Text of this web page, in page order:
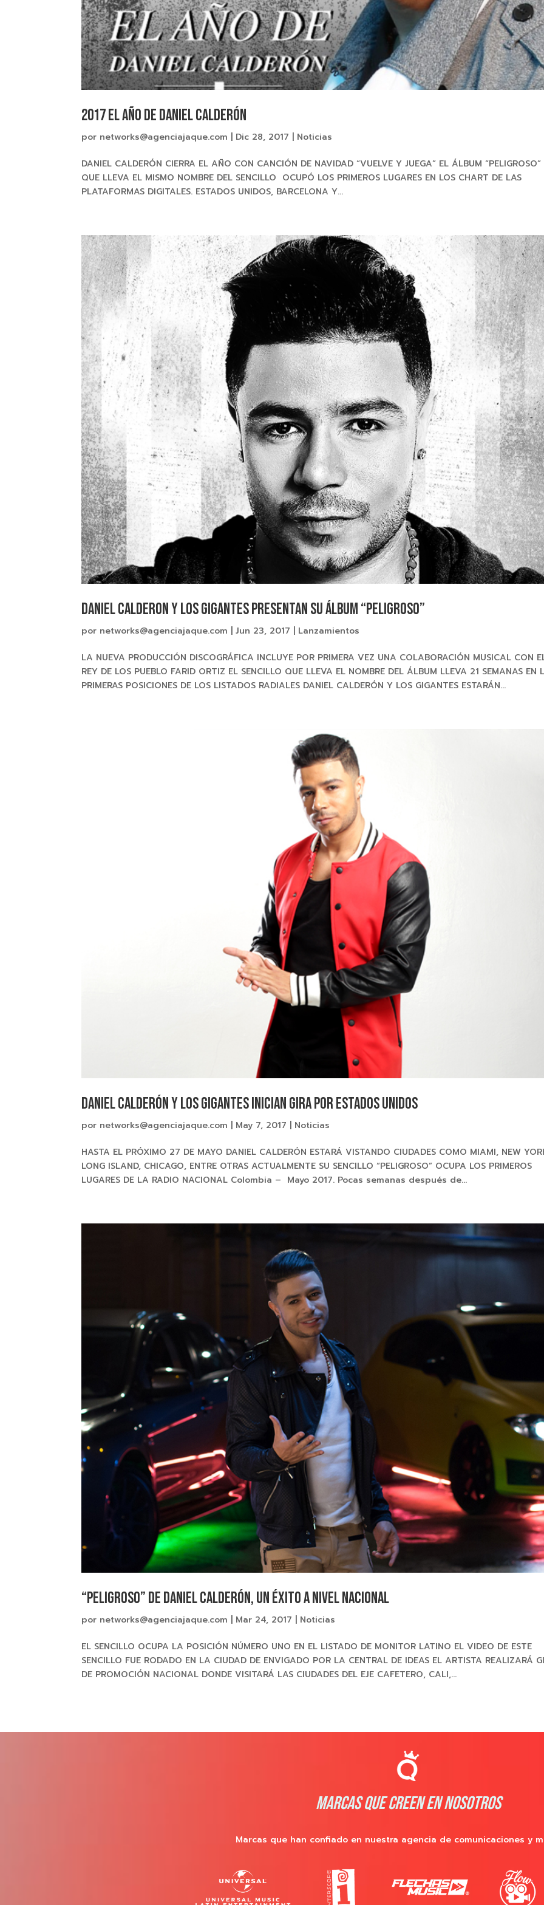
2017 El año de DANIEL CALDERÓN
por networks@agenciajaque.com | Dic 28, 2017 | Noticias
DANIEL CALDERÓN CIERRA EL AÑO CON CANCIÓN DE NAVIDAD “VUELVE Y JUEGA” EL ÁLBUM “PELIGROSO”
QUE LLEVA EL MISMO NOMBRE DEL SENCILLO OCUPÓ LOS PRIMEROS LUGARES EN LOS CHART DE LAS
PLATAFORMAS DIGITALES. ESTADOS UNIDOS, BARCELONA Y...
DANIEL CALDERON Y LOS GIGANTES Presentan su álbum “PELIGROSO”
por networks@agenciajaque.com |Jun 23, 2017 Lanzamientos
LA NUEVA PRODUCCIÓN DISCOGRÁFICA INCLUYE POR PRIMERA VEZ UNA COLABORACIÓN MUSICAL CON
REY DE LOS PUEBLO FARID ORTIZ EL SENCILLO QUE LLEVA EL NOMBRE DEL ÁLBUM LLEVA 21 SEMANAS EN
PRIMERAS POSICIONES DE LOS LISTADOS RADIALES DANIEL CALDERÓN Y LOS GIGANTES ESTARÁN...
DANIEL CALDERÓN Y LOS GIGANTES Inician gira por Estados Unidos
por networks@agenciajaque.com May 7, 2017 Noticias
HASTA EL PRÓXIMO 27 DE MAYO DANIEL CALDERÓN ESTARÁ VISTANDO CIUDADES COMO MIAMI, NEW
LONG ISLAND, CHICAGO, ENTRE OTRAS ACTUALMENTE SU SENCILLO “PELIGROSO” OCUPA LOS PRIMEROS
LUGARES DE LA RADIO NACIONAL Colombia – Mayo 2017. Pocas semanas después de...
“Peligroso” de Daniel Calderón, un éxito a nivel nacional
por networks@agenciajaque.com | Mar 24, 2017 | Noticias
EL SENCILLO OCUPA LA POSICIÓN NÚMERO UNO EN EL LISTADO DE MONITOR LATINO EL VIDEO DE ESTE
SENCILLO FUE RODADO EN LA CIUDAD DE ENVIGADO POR LA CENTRAL DE IDEAS EL ARTISTA REALIZARÁ
DE PROMOCIÓN NACIONAL DONDE VISITARÁ LAS CIUDADES DEL EJE CAFETERO, CALI,...
MARCAS QUE CREEN EN NOSOTROS
Marcas que han confiado en nuestra agencia de comunicaciones y